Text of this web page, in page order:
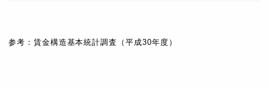
参考：賃金構造基本統計調査（平成30年度）